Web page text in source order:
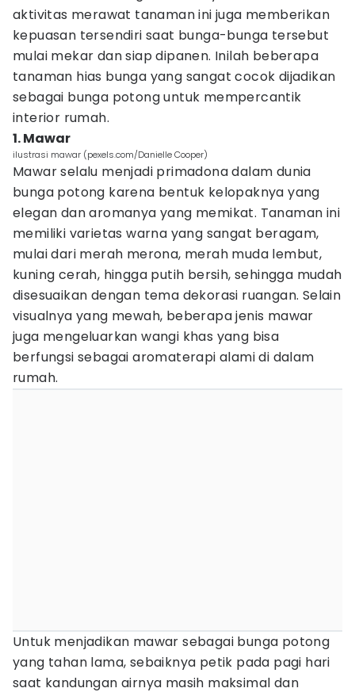
aktivitas merawat tanaman ini juga memberikan
kepuasan tersendiri saat bunga-bunga tersebut
mulai mekar dan siap dipanen. Inilah beberapa
tanaman hias bunga yang sangat cocok dijadikan
sebagai bunga potong untuk mempercantik
interior rumah.
1. Mawar
ilustrasi mawar (pexels.com/Danielle Cooper)
Mawar selalu menjadi primadona dalam dunia
bunga potong karena bentuk kelopaknya yang
elegan dan aromanya yang memikat. Tanaman ini
memiliki varietas warna yang sangat beragam,
mulai dari merah merona, merah muda lembut,
kuning cerah, hingga putih bersih, sehingga mudah
disesuaikan dengan tema dekorasi ruangan. Selain
visualnya yang mewah, beberapa jenis mawar
juga mengeluarkan wangi khas yang bisa
berfungsi sebagai aromaterapi alami di dalam
rumah.
Untuk menjadikan mawar sebagai bunga potong
yang tahan lama, sebaiknya petik pada pagi hari
saat kandungan airnya masih maksimal dan